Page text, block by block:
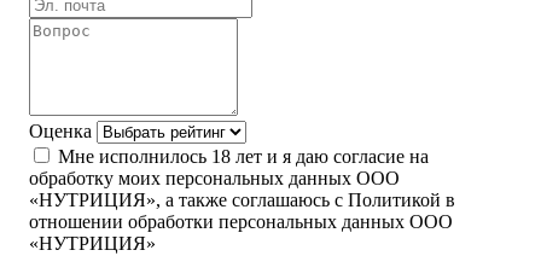
Оценка
Мне исполнилось 18 лет и я даю согласие на
обработку моих персональных данных ООО
«НУТРИЦИЯ», а также соглашаюсь с Политикой в
отношении обработки персональных данных ООО
«НУТРИЦИЯ»